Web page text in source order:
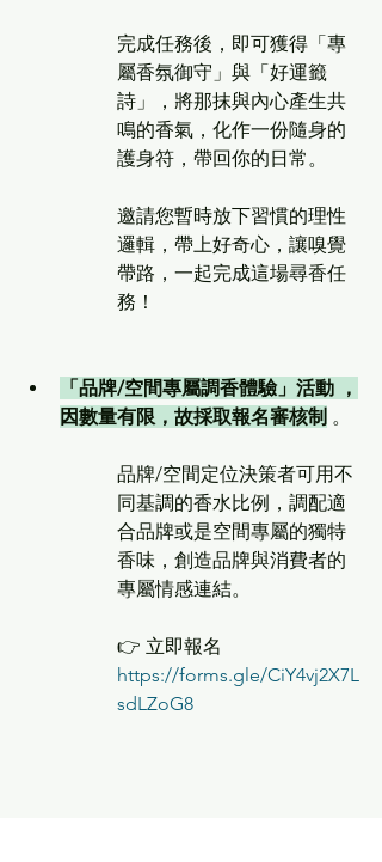
完成任務後，即可獲得「專
屬香氛御守」與「好運籤
詩」，將那抹與內心產生共
鳴的香氣，化作一份隨身的
護身符，帶回你的日常。
邀請您暫時放下習慣的理性
邏輯，帶上好奇心，讓嗅覺
帶路，一起完成這場尋香任
務！
「品牌/空間專屬調香體驗」活動 ，
因數量有限，故採取報名審核制 。
品牌/空間定位決策者可用不
同基調的香水比例，調配適
合品牌或是空間專屬的獨特
香味，創造品牌與消費者的
專屬情感連結。
👉 立即報名
https://forms.gle/CiY4vj2X7L
sdLZoG8